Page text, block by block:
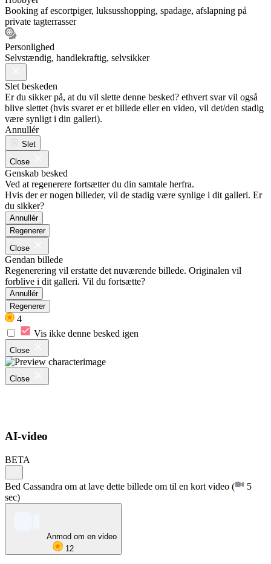
Booking af escortpiger, luksusshopping, spadage, afslapning på
private tagterrasser
Personlighed
Selvstændig, handlekraftig, selvsikker
Slet beskeden
Er du sikker på, at du vil slette denne besked? ethvert svar vil også
blive slettet (hvis svaret er et billede eller en video, vil det/den stadig
være synligt i din galleri).
Annullér
Slet
Close
Genskab besked
Ved at regenerere fortsætter du din samtale herfra.
Hvis der er nogen billeder, vil de stadig være synlige i dit galleri. Er
du sikker?
Annullér
Regenerer
Close
Gendan billede
Regenerering vil erstatte det nuværende billede. Originalen vil
forblive i dit galleri. Vil du fortsætte?
Annullér
Regenerer
4
Vis ikke denne besked igen
Close
Close
AI-video
BETA
Bed Cassandra om at lave dette billede om til en kort video (
5
sec)
Anmod om en video
12